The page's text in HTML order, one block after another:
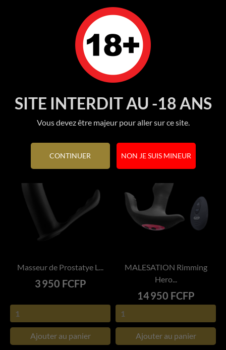
SITE INTERDIT AU -18 ANS
Vous devez être majeur pour aller sur ce site.
CONTINUER NON JE SUIS MINEUR
Stimulateur de Prostate...
2 950 FCFP
Stimulateur Fléxible...
Prix
9 950 FCFP
Masseur de Prostatye L...
Prix
3 950 FCFP
Ajouter au panier
MALESATION Rimming
Hero...
Prix
14 950 FCFP
Ajouter au panier